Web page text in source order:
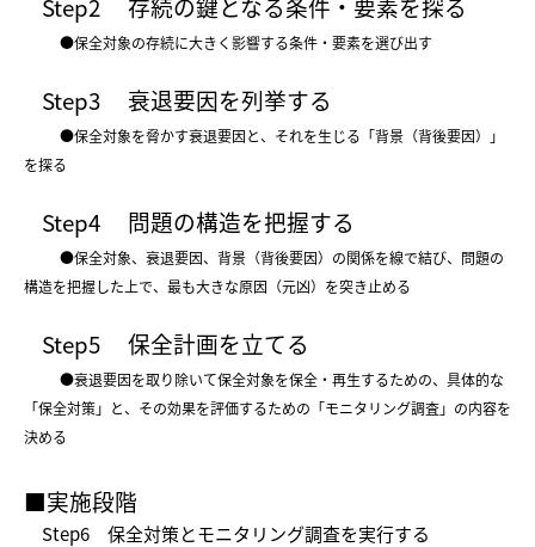
●保全対象の存続に大きく影響する条件・要素を選び出す
Step3 衰退要因を列挙する
●保全対象を脅かす衰退要因と、それを生じる「背景（背後要因）」
を探る
Step4 問題の構造を把握する
●保全対象、衰退要因、背景（背後要因）の関係を線で結び、問題の
構造を把握した上で、最も大きな原因（元凶）を突き止める
Step5 保全計画を立てる
●衰退要因を取り除いて保全対象を保全・再生するための、具体的な
「保全対策」と、その効果を評価するための「モニタリング調査」の内容を
決める
■実施段階
Step6 保全対策とモニタリング調査を実行する